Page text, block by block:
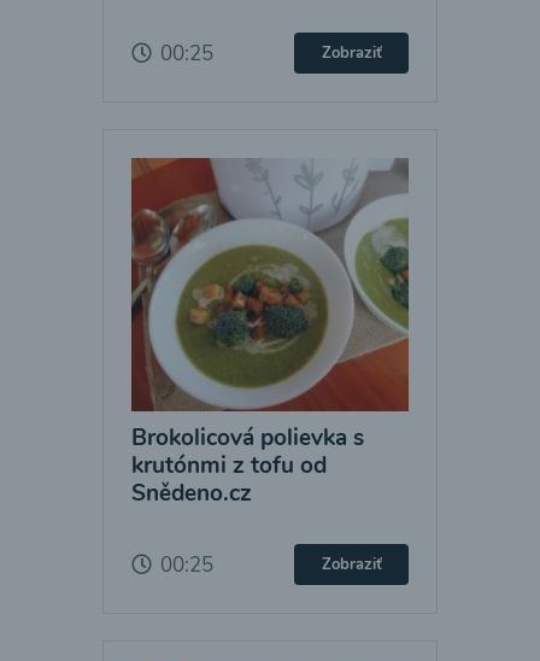
00:25 Zobraziť
Brokolicová polievka s
krutónmi z tofu od
Snědeno.cz
00:25 Zobraziť